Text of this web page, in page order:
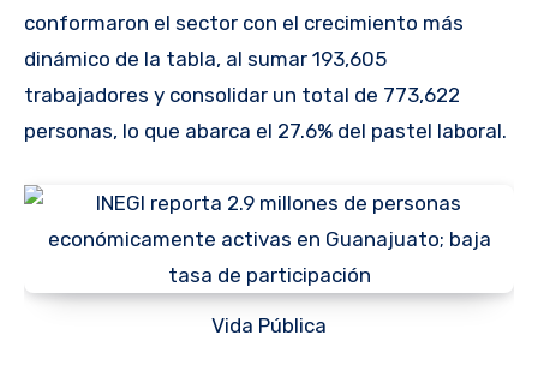
conformaron el sector con el crecimiento más
dinámico de la tabla, al sumar 193,605
trabajadores y consolidar un total de 773,622
personas, lo que abarca el 27.6% del pastel laboral.
Vida Pública